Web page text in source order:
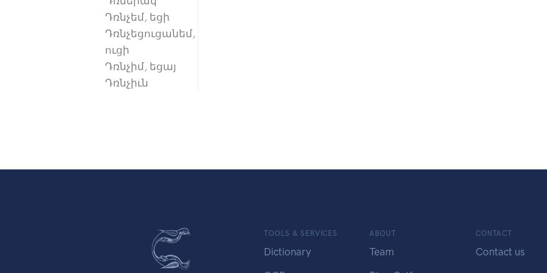
Դռնչեմ, եցի
Դռնչեցուցանեմ,
ուցի
Դռնչիմ, եցայ
Դռնչիւն
TOOLS & SERVICES
Dictionary
ABOUT
Team
CONTACT
Contact us